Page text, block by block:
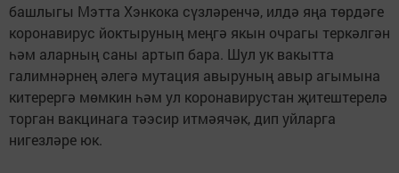
башлыгы Мэтта Хэнкока сүзләренчә, илдә яңа төрдәге
коронавирус йоктыруның меңгә якын очрагы теркәлгән
һәм аларның саны артып бара. Шул ук вакытта
галимнәрнең әлегә мутация авыруның авыр агымына
китерергә мөмкин һәм ул коронавирустан җитештерелә
торган вакцинага тәэсир итмәячәк, дип уйларга
нигезләре юк.